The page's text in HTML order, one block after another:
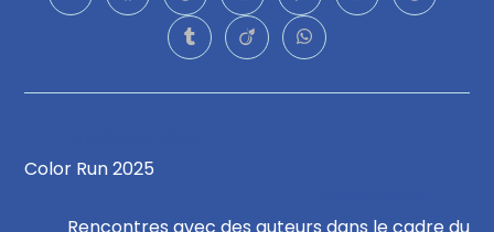
Color Run 2025
Rencontres avec des auteurs dans le cadre du